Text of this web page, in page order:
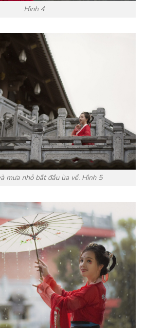
Hình 4
mưa nhỏ bắt đầu ùa về. Hình 5